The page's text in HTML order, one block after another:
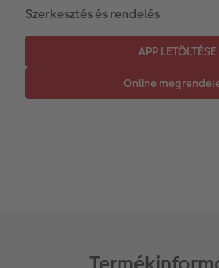
Azonnali
Matrica nyomtatás
Fotókollázsok
Fotószalag
CEWE myPhotos
Esküvő
CEWE myPhotos
Szerkesztés és rendelés